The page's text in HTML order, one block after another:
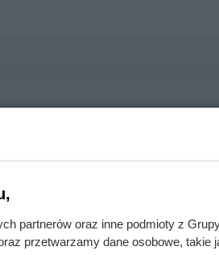
z nich kosztuje zdrowie tysięcy
pupila?
partnerów oraz inne podmioty z
przetwarzamy dane osobowe, takie